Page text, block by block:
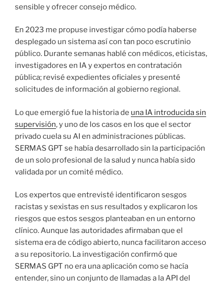
sensible y ofrecer consejo médico.
En 2023 me propuse investigar cómo podía haberse
desplegado un sistema así con tan poco escrutinio
público. Durante semanas hablé con médicos, eticistas,
investigadores en IA y expertos en contratación
pública; revisé expedientes oficiales y presenté
solicitudes de información al gobierno regional.
Lo que emergió fue la historia de una IA introducida sin
supervisión, y uno de los casos en los que el sector
privado cuela su AI en administraciones públicas.
SERMAS GPT se había desarrollado sin la participación
de un solo profesional de la salud y nunca había sido
validada por un comité médico.
Los expertos que entrevisté identificaron sesgos
racistas y sexistas en sus resultados y explicaron los
riesgos que estos sesgos planteaban en un entorno
clínico. Aunque las autoridades afirmaban que el
sistema era de código abierto, nunca facilitaron acceso
a su repositorio. La investigación confirmó que
SERMAS GPT no era una aplicación como se hacía
entender, sino un conjunto de llamadas a la API del